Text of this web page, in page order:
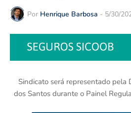
Por Henrique Barbosa - 5/30/
Sindicato será representado pela
dos Santos durante o Painel